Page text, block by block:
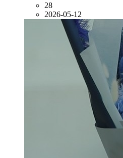
28
2026-05-12